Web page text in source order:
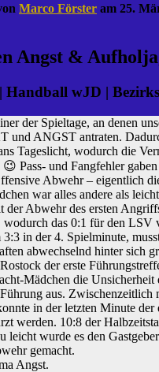
Marco Förster am 25.
Angst &
Handball wJD |
der Spieltage, an denen
und ANGST antraten.
Tageslicht, wodurch die
Pass- und Fangfehler
Abwehr – eigentlich
war alles andere als
der Abwehr des ersten
wodurch das 0:1 für den LSV
in der 4. Spielminute,
abwechselnd hinter sich
der erste
Mädchen die
aus. Zwischenzeitlich
in der letzten Minute der
werden. 10:8 der
leicht wurde es den
gemacht.
Angst.